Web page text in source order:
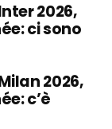
2026,
ci sono
2026,
c’è